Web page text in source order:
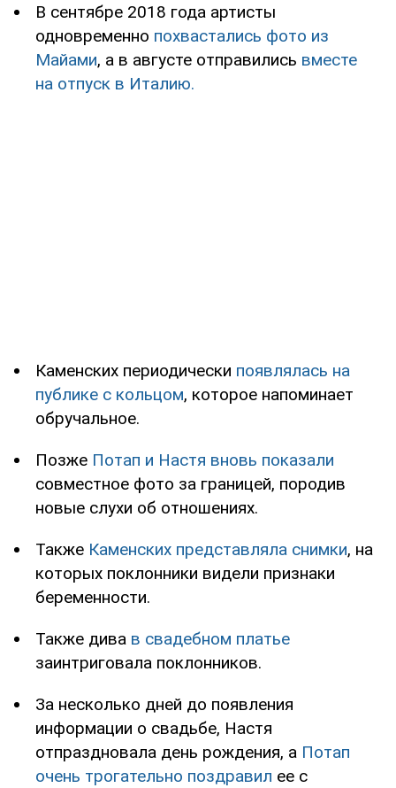
В сентябре 2018 года артисты
одновременно похвастались фото из
Майами, а в августе отправились вместе
на отпуск в Италию.
Каменских периодически появлялась на
публике с кольцом, которое напоминает
обручальное.
Позже Потап и Настя вновь показали
совместное фото за границей, породив
новые слухи об отношениях.
Также Каменских представляла снимки, на
которых поклонники видели признаки
беременности.
Также дива в свадебном платье
заинтриговала поклонников.
За несколько дней до появления
информации о свадьбе, Настя
отпраздновала день рождения, а Потап
очень трогательно поздравил ее с